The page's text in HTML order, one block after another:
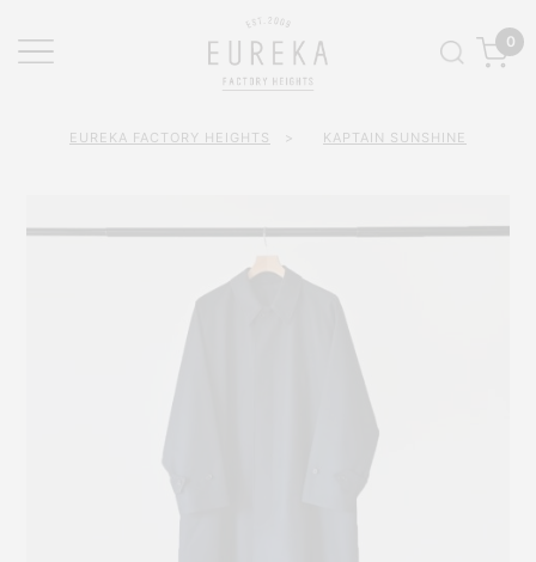
0
EUREKA FACTORY HEIGHTS > KAPTAIN SUNSHINE